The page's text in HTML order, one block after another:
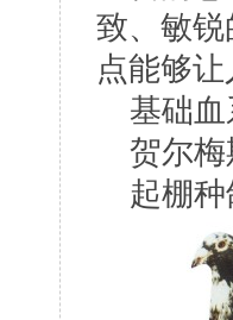
致、敏
点能够
基础血
贺尔梅
起棚种